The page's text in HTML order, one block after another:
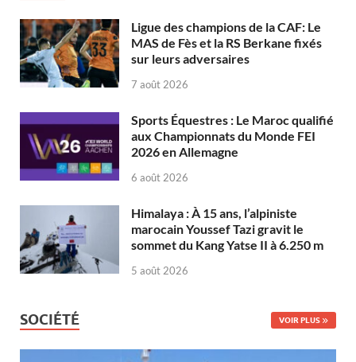
Ligue des champions de la CAF: Le
MAS de Fès et la RS Berkane fixés
sur leurs adversaires
7 août 2026
Sports Équestres : Le Maroc qualifié
aux Championnats du Monde FEI
2026 en Allemagne
6 août 2026
Himalaya : À 15 ans, l’alpiniste
marocain Youssef Tazi gravit le
sommet du Kang Yatse II à 6.250 m
5 août 2026
SOCIÉTÉ VOIR PLUS